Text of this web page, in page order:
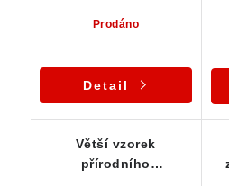
Prodáno
Detail
Větší vzorek
přírodního